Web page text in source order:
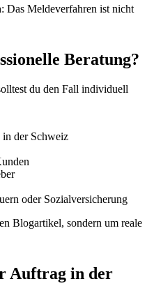
Das Meldeverfahren ist nicht
Beratung?
du den Fall individuell
der Schweiz
oder Sozialversicherung
Blogartikel, sondern um reale
Auftrag in der